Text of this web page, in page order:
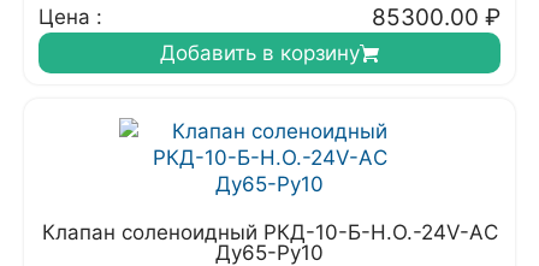
Цена :
85300.00 ₽
Добавить в корзину
Клапан соленоидный РКД-10-Б-Н.О.-24V-АC
Ду65-Ру10